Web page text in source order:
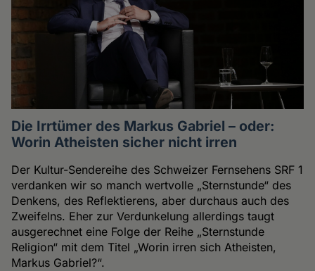
Die Irrtümer des Markus Gabriel – oder:
Worin Atheisten sicher nicht irren
Der Kultur-Sendereihe des Schweizer Fernsehens SRF 1
verdanken wir so manch wertvolle „Sternstunde“ des
Denkens, des Reflektierens, aber durchaus auch des
Zweifelns. Eher zur Verdunkelung allerdings taugt
ausgerechnet eine Folge der Reihe „Sternstunde
Religion“ mit dem Titel „Worin irren sich Atheisten,
Markus Gabriel?“.